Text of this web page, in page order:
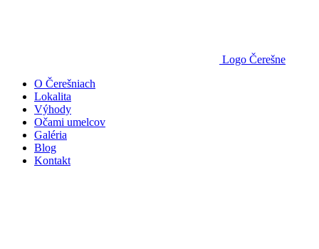
Logo Čerešne
O Čerešniach
Lokalita
Výhody
Očami umelcov
Galéria
Blog
Kontakt